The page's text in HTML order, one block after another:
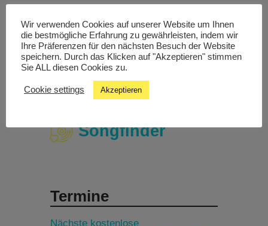
Livestream
Studiochat
Songfinder
Termine
Nächste kostenlose
Wir verwenden Cookies auf unserer Website um Ihnen
die bestmögliche Erfahrung zu gewährleisten, indem wir
Ihre Präferenzen für den nächsten Besuch der Website
speichern. Durch das Klicken auf "Akzeptieren" stimmen
Sie ALL diesen Cookies zu.
Cookie settings Akzeptieren